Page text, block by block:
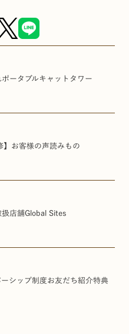
ポータブル キャットタワー
お客様の声読みもの
扱店舗Global Sites
ーシップ制度お友だち紹介特典